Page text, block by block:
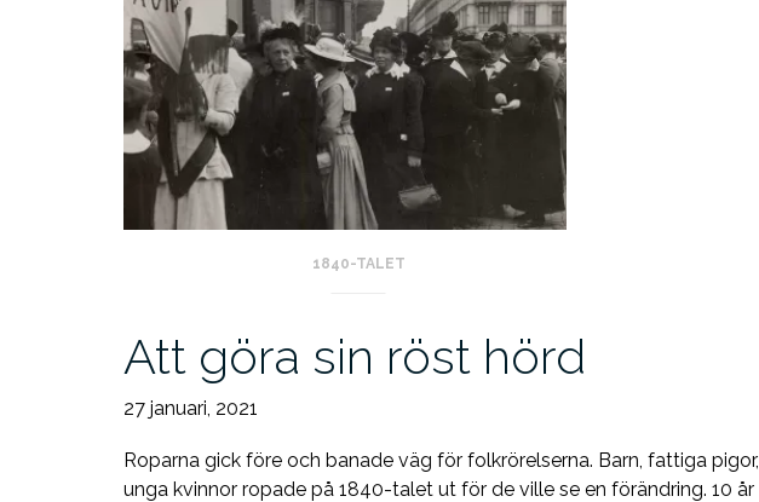
1840-TALET
Att göra sin röst hörd
27 januari, 2021
Roparna gick före och banade väg för folkrörelserna. Barn, fattiga pigor,
unga kvinnor ropade på 1840-talet ut för de ville se en förändring. 10 år